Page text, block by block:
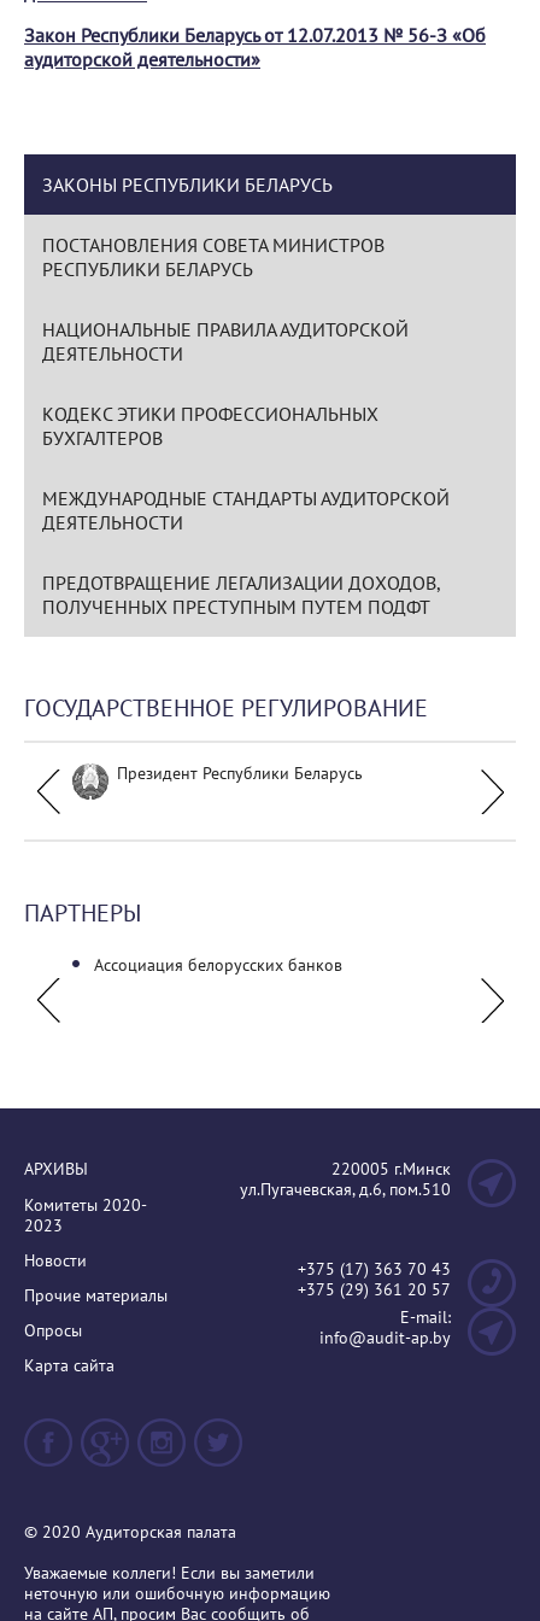
Закон Республики Беларусь от 12.07.2013 № 56-З «Об
аудиторской деятельности»
ЗАКОНЫ РЕСПУБЛИКИ БЕЛАРУСЬ
ПОСТАНОВЛЕНИЯ СОВЕТА МИНИСТРОВ
РЕСПУБЛИКИ БЕЛАРУСЬ
НАЦИОНАЛЬНЫЕ ПРАВИЛА АУДИТОРСКОЙ
ДЕЯТЕЛЬНОСТИ
КОДЕКС ЭТИКИ ПРОФЕССИОНАЛЬНЫХ
БУХГАЛТЕРОВ
МЕЖДУНАРОДНЫЕ СТАНДАРТЫ АУДИТОРСКОЙ
ДЕЯТЕЛЬНОСТИ
ПРЕДОТВРАЩЕНИЕ ЛЕГАЛИЗАЦИИ ДОХОДОВ,
ПОЛУЧЕННЫХ ПРЕСТУПНЫМ ПУТЕМ ПОДФТ
ГОСУДАРСТВЕННОЕ РЕГУЛИРОВАНИЕ
Президент Республики Беларусь
ПАРТНЕРЫ
Ассоциация белорусских банков
АРХИВЫ
Комитеты 2020-
2023
Новости
Прочие материалы
Опросы
Карта сайта
220005 г.Минск
ул.Пугачевская, д.6, пом.510
+375 (17) 363 70 43
+375 (29) 361 20 57
E-mail:
info@audit-ap.by
© 2020 Аудиторская палата
Уважаемые коллеги! Если вы заметили
неточную или ошибочную информацию
на сайте АП, просим Вас сообщить об